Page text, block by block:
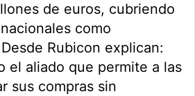
de euros, cubriendo
como
Rubicon explican:
el aliado que permite a las
sus compras sin